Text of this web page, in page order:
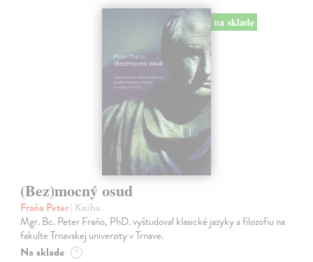
na sklade
(Bez)mocný osud
Fraňo Peter| Kniha
Mgr. Bc. Peter Fraňo, PhD. vyštudoval klasické jazyky a filozofiu na
fakulte Trnavskej univerzity v Trnave.
Na sklade ?